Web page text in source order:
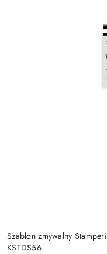
Szablon zmywalny
KSTDS56